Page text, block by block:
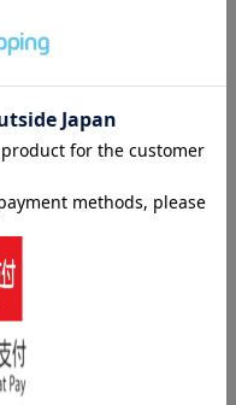
が苦手」「人の話を聞く時
でも、ちょっぴり「聞き
楽しくなり、コミュニケ
りから好かれるようにな
相手も安心できる空間を
になり、人間関係も、人
す!
ースより）
ヤしない。人見知りで
話ができる「とっておき